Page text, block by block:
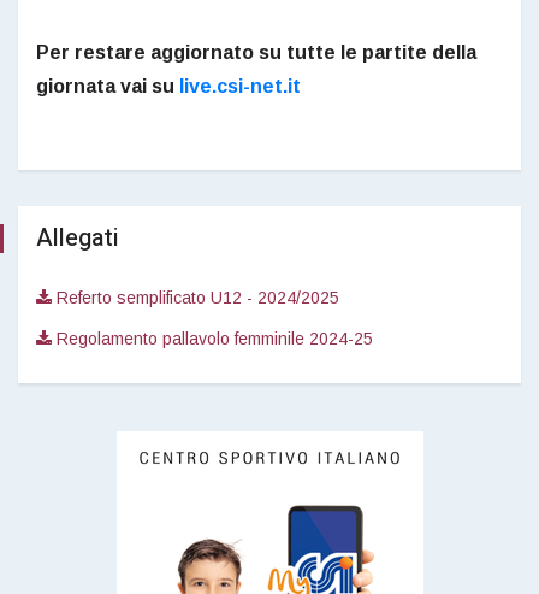
Per restare aggiornato su tutte le partite della
giornata vai su live.csi-net.it
Allegati
Referto semplificato U12 - 2024/2025
Regolamento pallavolo femminile 2024-25